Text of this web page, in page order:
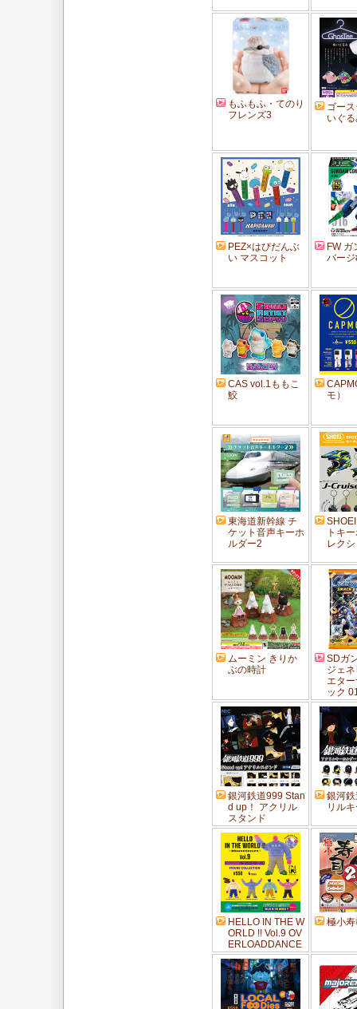
もふもふ・てのり
フレンズ3
ゴー
いぐ
PEZ×はぴだんぶ
い マスコット
FW ガ
バー
CAS vol.1ももこ
鮫
モ）
東海道新幹線 チ
ケット音声キーホ
ルダー2
トキ
レク
ムーミン きりか
ぶの時計
SDガ
ジェ
エタ
ック
銀河鉄道999 Stan
d up！ アクリル
スタンド
銀河
リル
HELLO IN THE W
ORLD !! Vol.9 OV
ERLOADDANCE
極小